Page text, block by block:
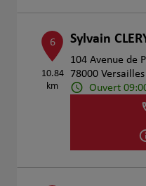
6
10.84
km
Sylvain
104 Avenue de
78000 Versailles
Ouvert